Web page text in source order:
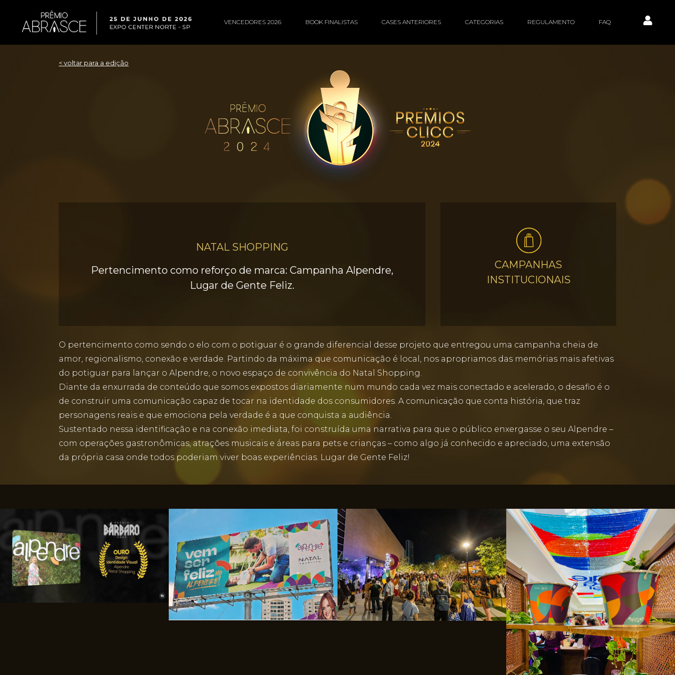
VENCEDORES 2026 BOOK FINALISTAS CASES ANTERIORES CATEGORIAS REGULAMENTO FAQ
< voltar para a edição
NATAL SHOPPING
Pertencimento como reforço de marca: Campanha Alpendre,
Lugar de Gente Feliz.
CAMPANHAS
INSTITUCIONAIS
O pertencimento como sendo o elo com o potiguar é o grande diferencial desse projeto que entregou uma campanha cheia de
amor, regionalismo, conexão e verdade. Partindo da máxima que comunicação é local, nos apropriamos das memórias mais afetivas
do potiguar para lançar o Alpendre, o novo espaço de convivência do Natal Shopping.
Diante da enxurrada de conteúdo que somos expostos diariamente num mundo cada vez mais conectado e acelerado, o desafio é o
de construir uma comunicação capaz de tocar na identidade dos consumidores. A comunicação que conta história, que traz
personagens reais e que emociona pela verdade é a que conquista a audiência.
Sustentado nessa identificação e na conexão imediata, foi construída uma narrativa para que o público enxergasse o seu Alpendre –
com operações gastronômicas, atrações musicais e áreas para pets e crianças – como algo já conhecido e apreciado, uma extensão
da própria casa onde todos poderiam viver boas experiências. Lugar de Gente Feliz!